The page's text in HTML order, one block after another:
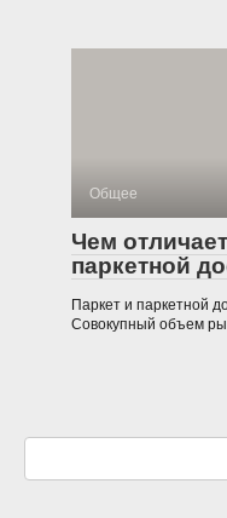
Общее
Чем
паркетной
Паркет и паркетной
Совокупный объем